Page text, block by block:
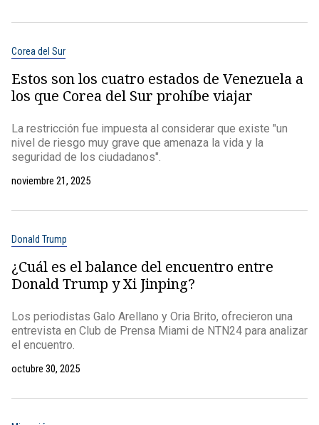
Corea del Sur
Estos son los cuatro estados de Venezuela a
los que Corea del Sur prohíbe viajar
La restricción fue impuesta al considerar que existe "un
nivel de riesgo muy grave que amenaza la vida y la
seguridad de los ciudadanos".
noviembre 21, 2025
Donald Trump
¿Cuál es el balance del encuentro entre
Donald Trump y Xi Jinping?
Los periodistas Galo Arellano y Oria Brito, ofrecieron una
entrevista en Club de Prensa Miami de NTN24 para analizar
el encuentro.
octubre 30, 2025